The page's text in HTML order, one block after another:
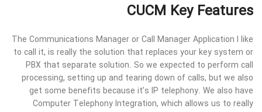
CUCM Key Features
The Communications Manager or Call Manager Application I like
to call it, is really the solution that replaces your key system or
PBX that separate solution. So we expected to perform call
processing, setting up and tearing down of calls, but we also
get some benefits because it’s IP telephony. We also have
Computer Telephony Integration, which allows us to really